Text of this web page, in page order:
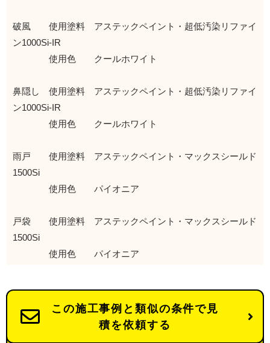
破風 使用塗料 アステックペイント・超低汚染リファイ
ン1000Si-IR
使用色 クールホワイト
鼻隠し 使用塗料 アステックペイント・超低汚染リファイ
ン1000Si-IR
使用色 クールホワイト
雨戸 使用塗料 アステックペイント・マックスシールド
1500Si
使用色 パイオニア
戸袋 使用塗料 アステックペイント・マックスシールド
1500Si
使用色 パイオニア
この施工事例と類似の条件で見
積を依頼する